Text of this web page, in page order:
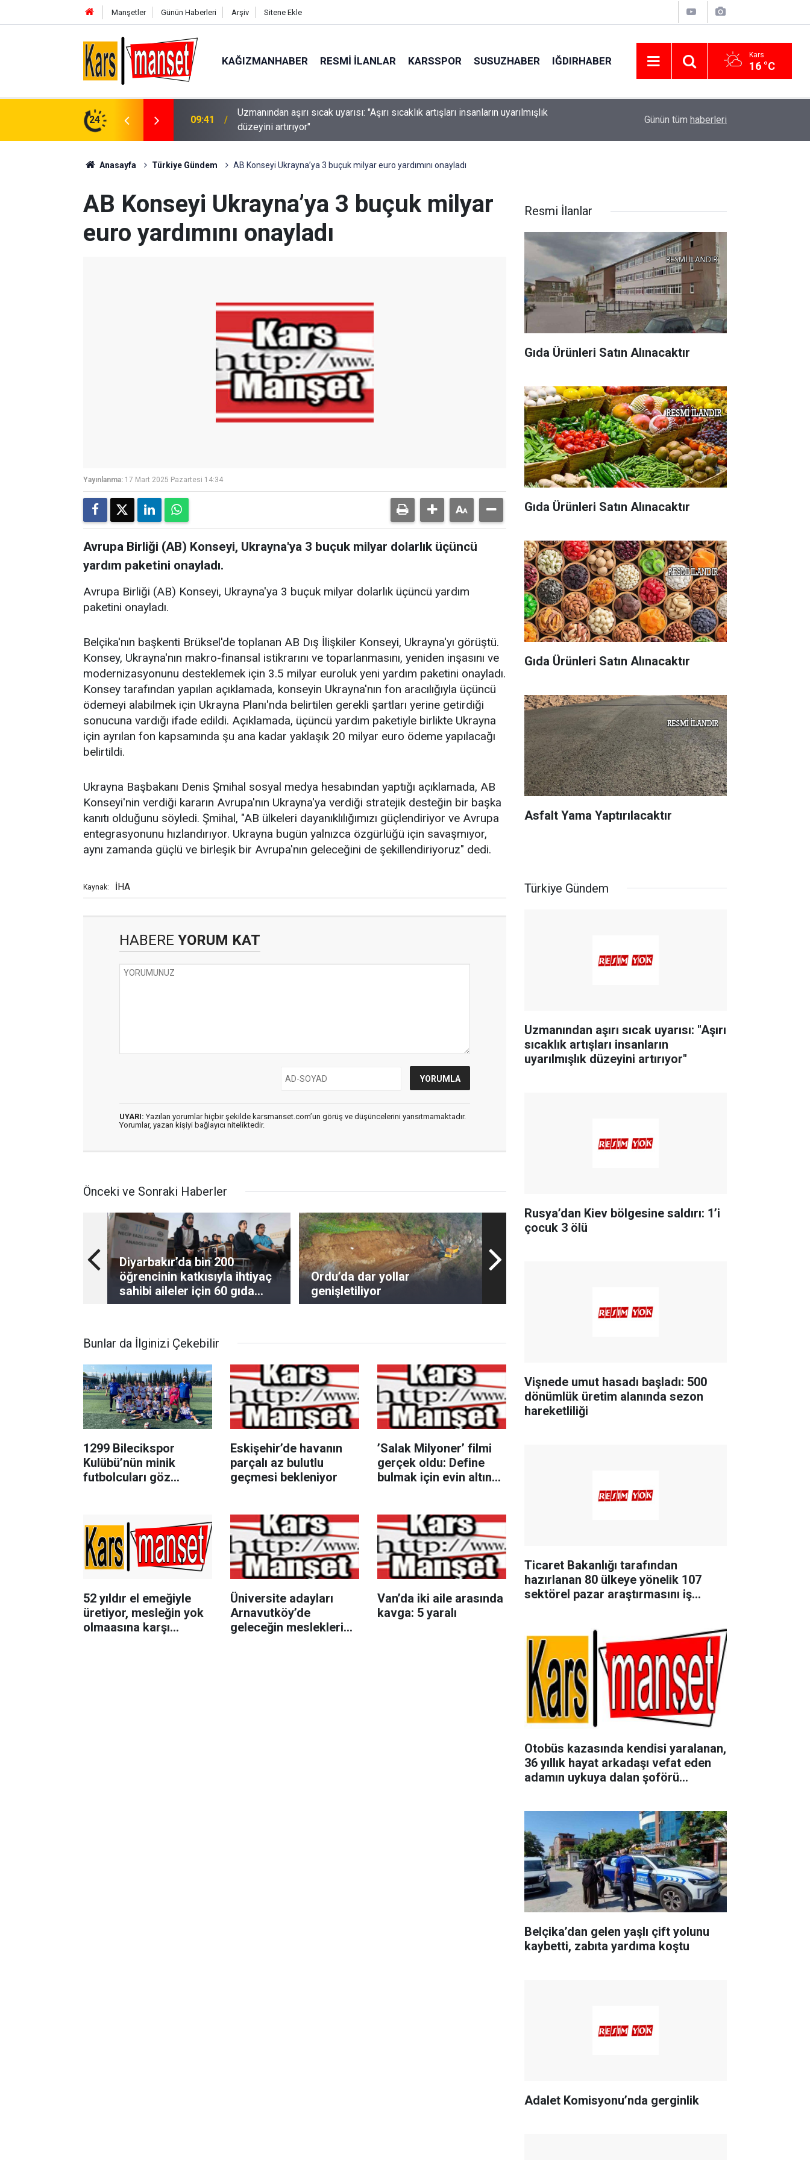
Manşetler Günün Haberleri Arşiv Sitene Ekle
KAĞIZMANHABER RESMI İLANLAR KARSSPOR SUSUZHABER IĞDIRHABER Kars
16 °C
24
düzeyini artırıyor"
09:40
Rusya’dan Kiev bölgesine saldırı: 1’i çocuk 3 ölü
hareketliliği
Günün tüm haberleri
Anasayfa Türkiye Gündem AB Konseyi Ukrayna’ya 3 buçuk milyar euro yardımını onayladı
AB Konseyi Ukrayna’ya 3 buçuk milyar
euro yardımını onayladı
Yayınlanma: 17 Mart 2025 Pazartesi 14:34
Avrupa Birliği (AB) Konseyi, Ukrayna'ya 3 buçuk milyar dolarlık üçüncü
yardım paketini onayladı.
Avrupa Birliği (AB) Konseyi, Ukrayna'ya 3 buçuk milyar dolarlık üçüncü yardım
paketini onayladı.
Belçika'nın başkenti Brüksel'de toplanan AB Dış İlişkiler Konseyi, Ukrayna'yı görüştü.
Konsey, Ukrayna'nın makro-finansal istikrarını ve toparlanmasını, yeniden inşasını ve
modernizasyonunu desteklemek için 3.5 milyar euroluk yeni yardım paketini onayladı.
Konsey tarafından yapılan açıklamada, konseyin Ukrayna'nın fon aracılığıyla üçüncü
ödemeyi alabilmek için Ukrayna Planı'nda belirtilen gerekli şartları yerine getirdiği
sonucuna vardığı ifade edildi. Açıklamada, üçüncü yardım paketiyle birlikte Ukrayna
için ayrılan fon kapsamında şu ana kadar yaklaşık 20 milyar euro ödeme yapılacağı
belirtildi.
Ukrayna Başbakanı Denis Şmihal sosyal medya hesabından yaptığı açıklamada, AB
Konseyi'nin verdiği kararın Avrupa'nın Ukrayna'ya verdiği stratejik desteğin bir başka
kanıtı olduğunu söyledi. Şmihal, "AB ülkeleri dayanıklılığımızı güçlendiriyor ve Avrupa
entegrasyonunu hızlandırıyor. Ukrayna bugün yalnızca özgürlüğü için savaşmıyor,
aynı zamanda güçlü ve birleşik bir Avrupa'nın geleceğini de şekillendiriyoruz" dedi.
Kaynak: İHA
HABERE YORUM KAT
UYARI: Yazılan yorumlar hiçbir şekilde karsmanset.com’un görüş ve düşüncelerini yansıtmamaktadır.
Yorumlar, yazan kişiyi bağlayıcı niteliktedir.
Önceki ve Sonraki Haberler
Diyarbakır’da bin 200
öğrencinin katkısıyla ihtiyaç
sahibi aileler için 60 gıda
kolisi hazırlandı
Ordu’da dar yollar
genişletiliyor
Bunlar da İlginizi Çekebilir
1299 Bilecikspor
Kulübü’nün minik
futbolcuları göz
Eskişehir’de havanın
parçalı az bulutlu
geçmesi bekleniyor
’Salak Milyoner’ filmi
gerçek oldu: Define
bulmak için evin altında
52 yıldır el emeğiyle
üretiyor, mesleğin yok
olmaasına karşı
Üniversite adayları
Arnavutköy’de
geleceğin mesleklerini
Van’da iki aile arasında
kavga: 5 yaralı
Resmi İlanlar
Gıda Ürünleri Satın Alınacaktır
Gıda Ürünleri Satın Alınacaktır
Gıda Ürünleri Satın Alınacaktır
Asfalt Yama Yaptırılacaktır
Türkiye Gündem
Uzmanından aşırı sıcak uyarısı: "Aşırı
sıcaklık artışları insanların
uyarılmışlık düzeyini artırıyor"
Rusya’dan Kiev bölgesine saldırı: 1’i
çocuk 3 ölü
Vişnede umut hasadı başladı: 500
dönümlük üretim alanında sezon
hareketliliği
Ticaret Bakanlığı tarafından
hazırlanan 80 ülkeye yönelik 107
sektörel pazar araştırmasını iş
Otobüs kazasında kendisi yaralanan,
36 yıllık hayat arkadaşı vefat eden
adamın uykuya dalan şoförü
Belçika’dan gelen yaşlı çift yolunu
kaybetti, zabıta yardıma koştu
Adalet Komisyonu’nda gerginlik